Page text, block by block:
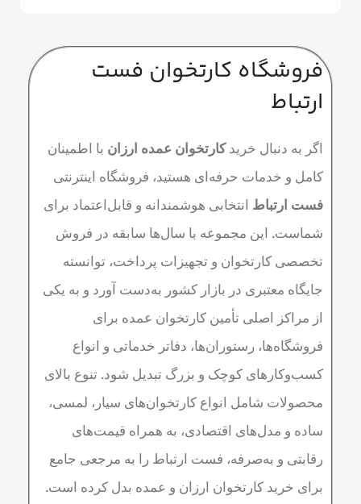
فروشگاه کارتخوان فست
ارتباط
اگر به دنبال خریدکارتخوان عمده ارزان با اطمینان
کامل و خدمات حرفه‌ای هستید، فروشگاه اینترنتی
فست ارتباط انتخابی هوشمندانه و قابل‌اعتماد برای
شماست. این مجموعه با سال‌ها سابقه در فروش
تخصصی کارتخوان و تجهیزات پرداخت، توانسته
جایگاه معتبری در بازار کشور به‌دست آورد و به یکی
از مراکز اصلی تأمین کارتخوان عمده برای
فروشگاه‌ها، رستوران‌ها، دفاتر خدماتی و انواع
کسب‌وکارهای کوچک و بزرگ تبدیل شود. تنوع بالای
محصولات شامل انواع کارتخوان‌های سیار، لمسی،
ساده و مدل‌های اقتصادی، به همراه قیمت‌های
رقابتی و به‌صرفه، فست ارتباط را به مرجعی جامع
برای خرید کارتخوان ارزان و عمده بدل کرده است.